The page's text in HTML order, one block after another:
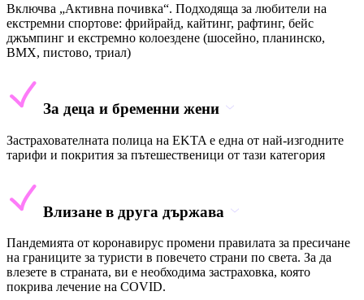
Включва „Активна почивка“. Подходяща за любители на
екстремни спортове: фрийрайд, кайтинг, рафтинг, бейс
джъмпинг и екстремно колоездене (шосейно, планинско,
BMX, пистово, триал)
За деца и бременни жени
Застрахователната полица на EKTA е една от най-изгодните
тарифи и покрития за пътешественици от тази категория
Влизане в друга държава
Пандемията от коронавирус промени правилата за пресичане
на границите за туристи в повечето страни по света. За да
влезете в страната, ви е необходима застраховка, която
покрива лечение на COVID.